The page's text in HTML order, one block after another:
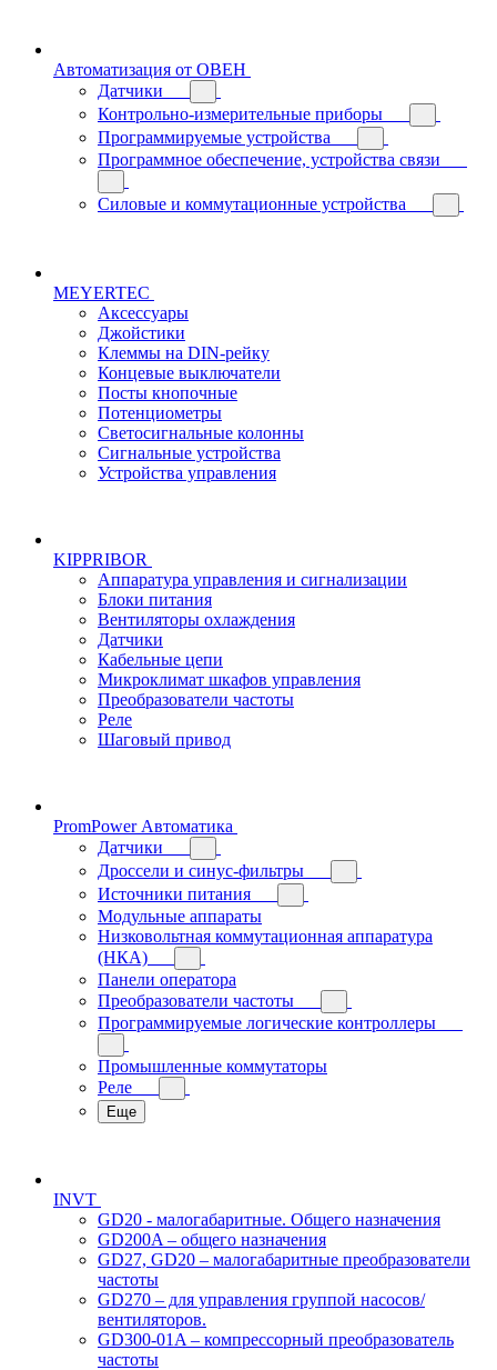
Автоматизация от ОВЕН
Датчики
Контрольно-измерительные приборы
Программируемые устройства
Программное обеспечение, устройства связи
Силовые и коммутационные устройства
MEYERTEC
Аксессуары
Джойстики
Клеммы на DIN-рейку
Концевые выключатели
Посты кнопочные
Потенциометры
Светосигнальные колонны
Сигнальные устройства
Устройства управления
KIPPRIBOR
Аппаратура управления и сигнализации
Блоки питания
Вентиляторы охлаждения
Датчики
Кабельные цепи
Микроклимат шкафов управления
Преобразователи частоты
Реле
Шаговый привод
PromPower Автоматика
Датчики
Дроссели и синус-фильтры
Источники питания
Модульные аппараты
Низковольтная коммутационная аппаратура
(НКА)
Панели оператора
Преобразователи частоты
Программируемые логические контроллеры
Промышленные коммутаторы
Реле
Еще
INVT
GD20 - малогабаритные. Общего назначения
GD200A – общего назначения
GD27, GD20 – малогабаритные преобразователи
частоты
GD270 – для управления группой насосов/
вентиляторов.
GD300-01A – компрессорный преобразователь
частоты